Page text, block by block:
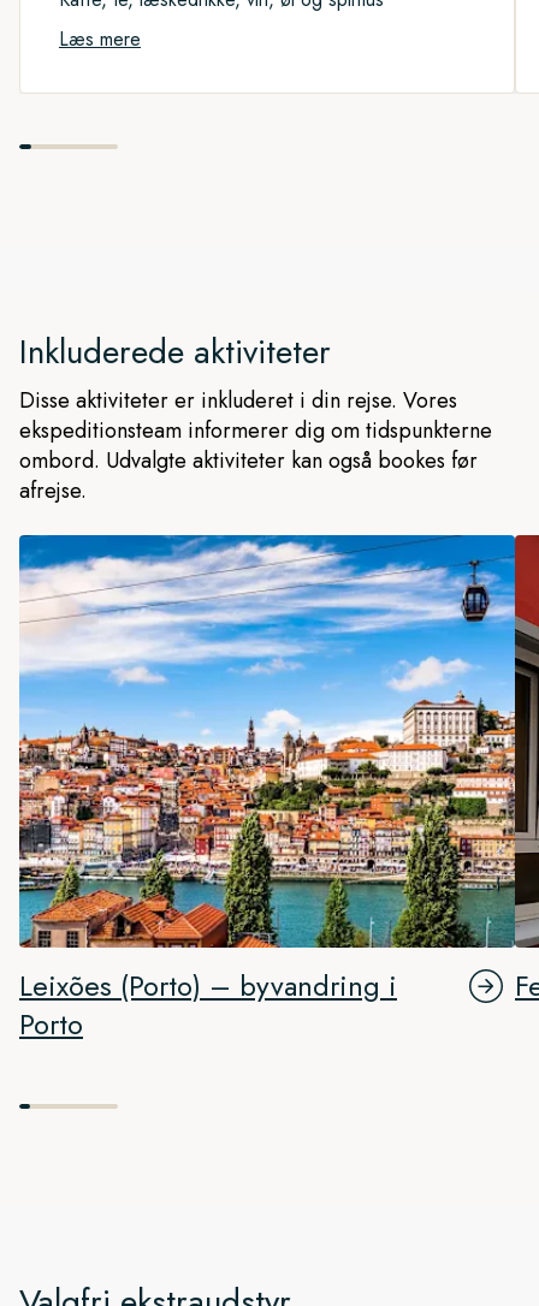
Læs mere
Inkluderede aktiviteter
Disse aktiviteter er inkluderet i din rejse. Vores
ekspeditionsteam informerer dig om tidspunkterne
ombord. Udvalgte aktiviteter kan også bookes før
afrejse.
Leixões (Porto) – byvandring i
Porto